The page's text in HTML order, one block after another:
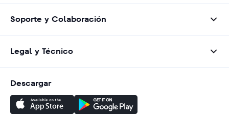
Soporte y Colaboración
Legal y Técnico
Descargar